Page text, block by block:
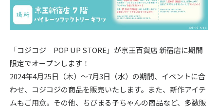
「コジコジ POP UP STORE」が京王百貨店 新宿店に期間
限定でオープンします！
2024年4月25日（木）～7月3日（水）の期間、イベントに合
わせ、コジコジの商品を販売いたします。また、新作アイテ
ムもご用意。その他、ちびまる子ちゃんの商品など、多数販